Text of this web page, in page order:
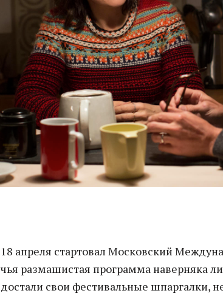
18 апреля стартовал Московский
чья размашистая программа наверняка
достали свои фестивальные шпаргалки,